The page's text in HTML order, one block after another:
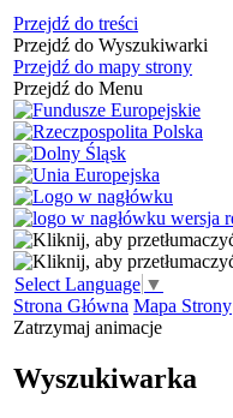
Przejdź do treści
Przejdź do Wyszukiwarki
Przejdź do mapy strony
Przejdź do Menu
Select Language ▼
Strona Główna Mapa Strony
Zatrzymaj animacje
Wyszukiwarka